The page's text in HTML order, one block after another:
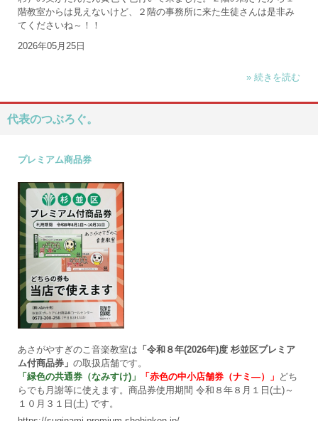
階教室からは見えないけど、２階の事務所に来た生徒さんは是非み
てくださいね～！！
2026年05月25日
» 続きを読む
代表のつぶろぐ。
プレミアム商品券
あさがやすぎのこ音楽教室は 「令和８年(2026年)度 杉並区プレミア
ム付商品券」 の取扱店舗です。
「緑色の共通券（なみすけ)」
「赤色の中小店舗券（ナミ―）」 どち
らでも月謝等に使えます。商品券使用期間 令和８年８月１日(土)～
１０月３１日(土) です。